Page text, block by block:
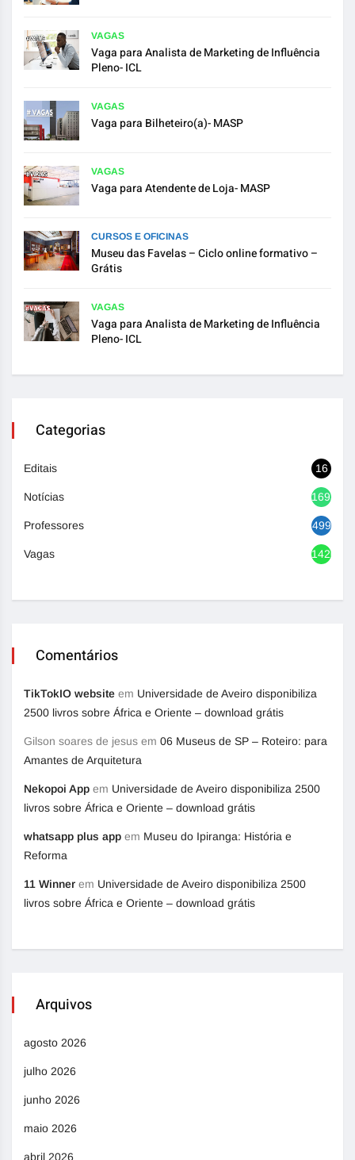
VAGAS
Vaga para Analista de Marketing de Influência
Pleno- ICL
VAGAS
Vaga para Bilheteiro(a)- MASP
VAGAS
Vaga para Atendente de Loja- MASP
CURSOS E OFICINAS
Museu das Favelas – Ciclo online formativo –
Grátis
VAGAS
Vaga para Analista de Marketing de Influência
Pleno- ICL
Categorias
Editais 16
Notícias 1693
Professores 499
Vagas 1420
Comentários
TikTokIO website em Universidade de Aveiro disponibiliza
2500 livros sobre África e Oriente – download grátis
Gilson soares de jesus em 06 Museus de SP – Roteiro: para
Amantes de Arquitetura
Nekopoi App em Universidade de Aveiro disponibiliza 2500
livros sobre África e Oriente – download grátis
whatsapp plus app em Museu do Ipiranga: História e
Reforma
11 Winner em Universidade de Aveiro disponibiliza 2500
livros sobre África e Oriente – download grátis
Arquivos
agosto 2026
julho 2026
junho 2026
maio 2026
abril 2026